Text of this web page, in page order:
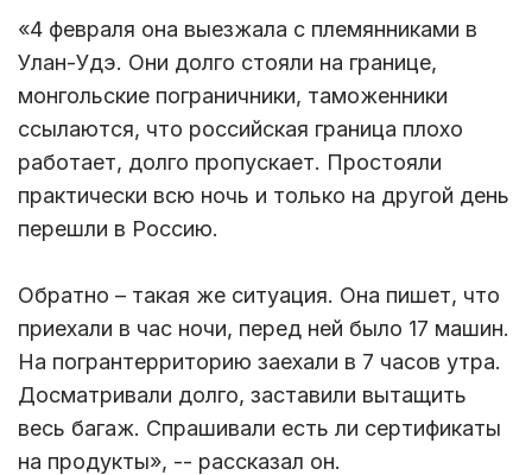
«4 февраля она выезжала с племянниками в
Улан-Удэ. Они долго стояли на границе,
монгольские пограничники, таможенники
ссылаются, что российская граница плохо
работает, долго пропускает. Простояли
практически всю ночь и только на другой день
перешли в Россию.
Обратно – такая же ситуация. Она пишет, что
приехали в час ночи, перед ней было 17 машин.
На погрантерриторию заехали в 7 часов утра.
Досматривали долго, заставили вытащить
весь багаж. Спрашивали есть ли сертификаты
на продукты», -- рассказал он.